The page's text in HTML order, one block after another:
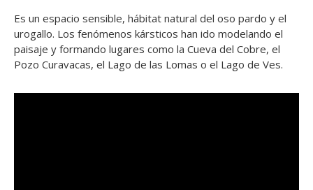
Es un espacio sensible, hábitat natural del oso pardo y el
urogallo. Los fenómenos kársticos han ido modelando el
paisaje y formando lugares como la Cueva del Cobre, el
Pozo Curavacas, el Lago de las Lomas o el Lago de Ves.